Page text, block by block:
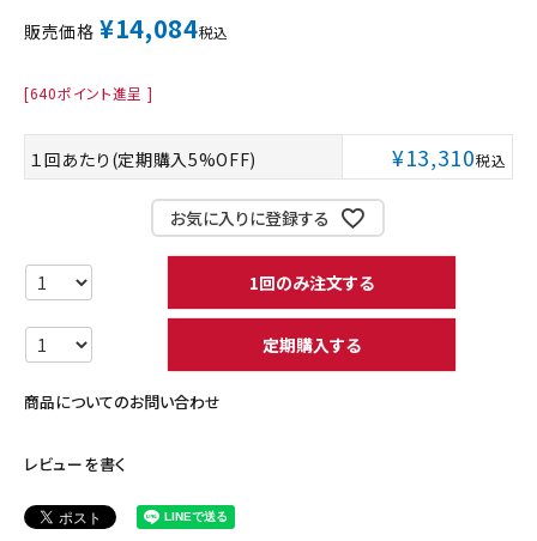
販売価格 ¥14,084税込
[640ポイント進呈 ]
１回あたり(定期購入5%OFF) ¥13,310税込
お気に入りに登録する
1回のみ注文する
定期購入する
商品についてのお問い合わせ
レビューを書く